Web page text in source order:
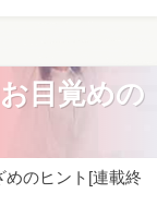
目覚めの
のヒント[連載終